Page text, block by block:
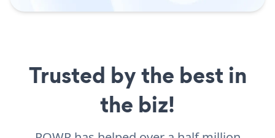
Trusted by the best in
the biz!